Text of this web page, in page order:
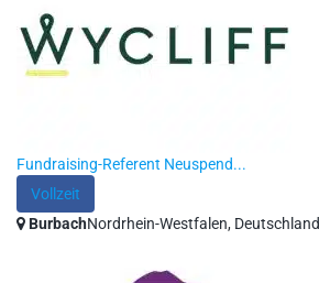
Fundraising-Referent Neuspend...
Vollzeit
BurbachNordrhein-Westfalen, Deutschland